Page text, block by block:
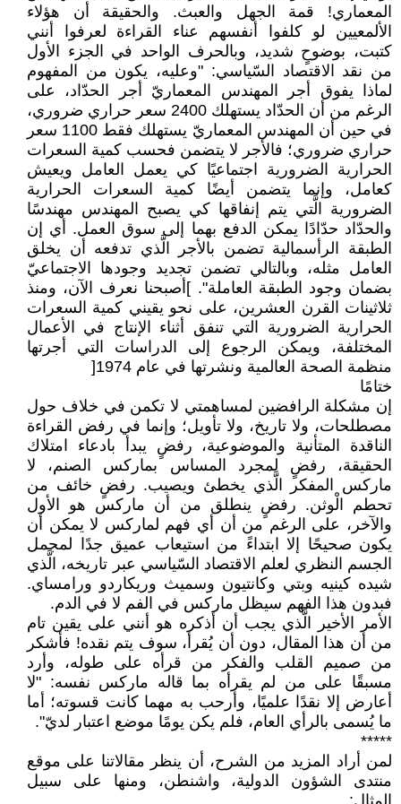
المعماري! قمة الجهل والعبث. والحقيقة أن هؤلاء
الألمعيين لو كلفوا أنفسهم عناء القراءة لعرفوا أنني
كتبت، بوضوحٍ شديد، وبالحرف الواحد في الجزء الأول
من نقد الاقتصاد السّياسي: "وعليه، يكون من المفهوم
لماذا يفوق أجر المهندس المعماريّ أجر الحدّاد، على
الرغم من أن الحدّاد يستهلك 2400 سعر حراري ضروري،
في حين أن المهندس المعماريّ يستهلك فقط 1100 سعر
حراري ضروري؛ فالأجر لا يتضمن فحسب كمية السعرات
الحرارية الضرورية اجتماعيًا كي يعمل العامل ويعيش
كعامل، وإنما يتضمن أيضًا كمية السعرات الحرارية
الضرورية الَّتي يتم إنفاقها كي يصبح المهندس مهندسًا
والحدّاد حدّادًا يمكن الدفع بهما إلى سوق العمل. أي إن
الطبقة الرأسمالية تضمن بالأجر الَّذي تدفعه أن يخلق
العامل مثله، وبالتالي تضمن تجديد وجودها الاجتماعيّ
بضمان وجود الطبقة العاملة". ]أصبحنا نعرف الآن، ومنذ
ثلاثينات القرن العشرين، على نحو يقيني كمية السعرات
الحرارية الضرورية التي تنفق أثناء الإنتاج في الأعمال
المختلفة، ويمكن الرجوع إلى الدراسات التي أجرتها
منظمة الصحة العالمية ونشرتها في عام 1974[
ختامًا
إن مشكلة الرافضين لمساهمتي لا تكمن في خلاف حول
مصطلحات، ولا تاريخ، ولا تأويل؛ وإنما في رفض القراءة
الناقدة المتأنية والموضوعية، رفضٍ يبدأ بادعاء امتلاك
الحقيقة، رفضٍ لمجرد المساس بماركس الصنم، لا
ماركس المفكر الَّذي يخطئ ويصيب. رفضٍ خائف من
تحطم الْوثن. رفضٍ ينطلق من أن ماركس هو الأول
والآخر، على الرغم من أن أي فهم لماركس لا يمكن أن
يكون صحيحًا إلا ابتداءً من استيعاب عميق جدًا لمجمل
الجسم النظري لعلم الاقتصاد السّياسي عبر تاريخه، الَّذي
شيده كينيه وبتي وكانتيون وسميث وريكاردو ورامساي.
فبدون هذا الفهم سيظل ماركس في الفم لا في الدم.
الأمر الأخير الَّذي يجب أن أذكره هو أنني على يقين تام
من أن هذا المقال، دون أن يُقرأ، سوف يتم نقده! فأشكر
من صميم القلب والفكر من قرأه على طوله، وأرد
مسبقًا على من لم يقرأه بما قاله ماركس نفسه: "لا
أعارض إلا نقدًا علميًا، وأرحب به مهما كانت قسوته؛ أما
ما يُسمى بالرأي العام، فلم يكن يومًا موضع اعتبار لديّ".
*****
لمن أراد المزيد من الشرح، أن ينظر مقالاتنا على موقع
منتدى الشؤون الدولية، واشنطن، ومنها على سبيل